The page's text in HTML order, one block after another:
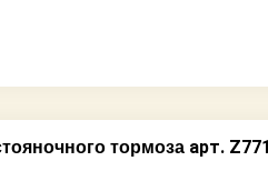
тормоза арт.